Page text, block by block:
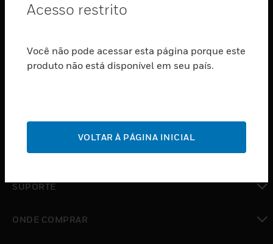
ASSINAR
PRODUTOS
SERVIÇOS
INDUSTRIAS
SUPORTE
ONDE COMPRAR
Acesso restrito
Você não pode acessar esta página porque este
produto não está disponível em seu país.
VOLTAR À PÁGINA INICIAL